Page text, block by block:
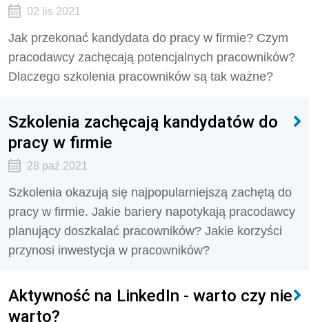
02 lis 2021
Jak przekonać kandydata do pracy w firmie? Czym
pracodawcy zachęcają potencjalnych pracowników?
Dlaczego szkolenia pracowników są tak ważne?
Szkolenia zachęcają kandydatów do
pracy w firmie
28 paź 2021
Szkolenia okazują się najpopularniejszą zachętą do
pracy w firmie. Jakie bariery napotykają pracodawcy
planujący doszkalać pracowników? Jakie korzyści
przynosi inwestycja w pracowników?
Aktywność na LinkedIn - warto czy nie
warto?